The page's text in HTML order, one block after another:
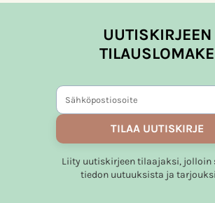
tuotteella
useampi
valinnat
tuotteen
sivulla.
UUTISKIRJEEN
TILAUSLOMAKE
TILAA UUTISKIRJE
Liity uutiskirjeen tilaajaksi, jolloin
tiedon uutuuksista ja